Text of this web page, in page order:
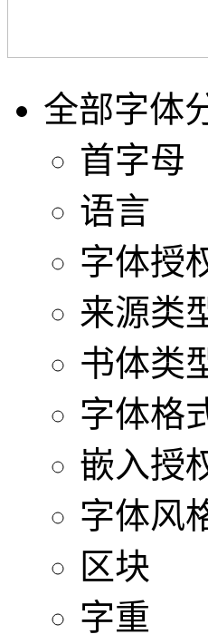
全部字体
首字母
语言
字体授
来源类
书体类
字体格
嵌入授
字体风
区块
字重